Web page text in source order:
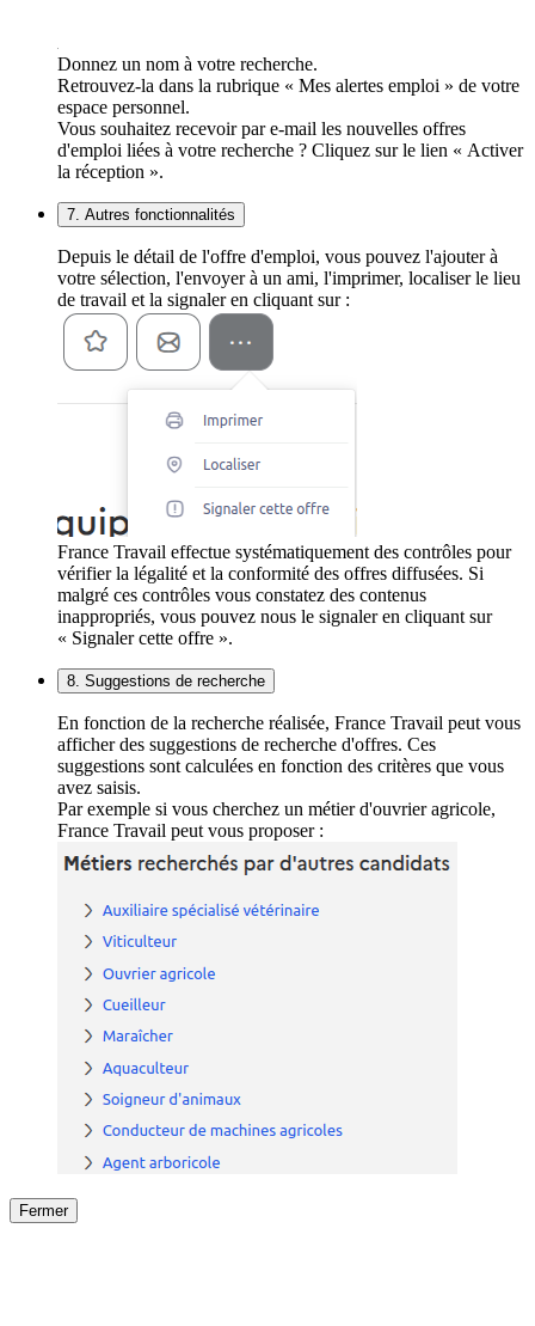
Donnez un nom à votre recherche.
Retrouvez-la dans la rubrique « Mes alertes emploi » de votre
espace personnel.
Vous souhaitez recevoir par e-mail les nouvelles offres
d'emploi liées à votre recherche ? Cliquez sur le lien « Activer
la réception ».
7. Autres fonctionnalités
Depuis le détail de l'offre d'emploi, vous pouvez l'ajouter à
votre sélection, l'envoyer à un ami, l'imprimer, localiser le lieu
de travail et la signaler en cliquant sur :
France Travail effectue systématiquement des contrôles pour
vérifier la légalité et la conformité des offres diffusées. Si
malgré ces contrôles vous constatez des contenus
inappropriés, vous pouvez nous le signaler en cliquant sur
« Signaler cette offre ».
8. Suggestions de recherche
En fonction de la recherche réalisée, France Travail peut vous
afficher des suggestions de recherche d'offres. Ces
suggestions sont calculées en fonction des critères que vous
avez saisis.
Par exemple si vous cherchez un métier d'ouvrier agricole,
France Travail peut vous proposer :
Fermer